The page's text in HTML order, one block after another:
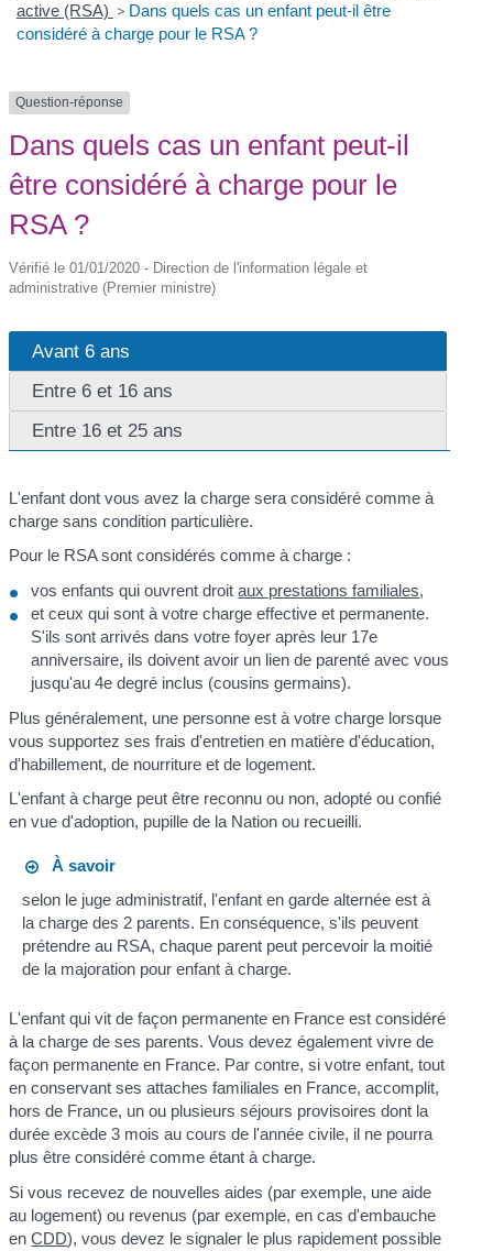
active (RSA) > Dans quels cas un enfant peut-il être
considéré à charge pour le RSA ?
Question-réponse
Dans quels cas un enfant peut-il
être considéré à charge pour le
RSA ?
Vérifié le 01/01/2020 - Direction de l'information légale et
administrative (Premier ministre)
Avant 6 ans
Entre 6 et 16 ans
Entre 16 et 25 ans
L'enfant dont vous avez la charge sera considéré comme à
charge sans condition particulière.
Pour le RSA sont considérés comme à charge :
vos enfants qui ouvrent droitaux prestations familiales,
et ceux qui sont à votre charge effective et permanente.
S'ils sont arrivés dans votre foyer après leur 17e
anniversaire, ils doivent avoir un lien de parenté avec vous
jusqu'au 4e degré inclus (cousins germains).
Plus généralement, une personne est à votre charge lorsque
vous supportez ses frais d'entretien en matière d'éducation,
d'habillement, de nourriture et de logement.
L'enfant à charge peut être reconnu ou non, adopté ou confié
en vue d'adoption, pupille de la Nation ou recueilli.
À savoir
selon le juge administratif, l'enfant en garde alternée est à
la charge des 2 parents. En conséquence, s'ils peuvent
prétendre au RSA, chaque parent peut percevoir la moitié
de la majoration pour enfant à charge.
L'enfant qui vit de façon permanente en France est considéré
à la charge de ses parents. Vous devez également vivre de
façon permanente en France. Par contre, si votre enfant, tout
en conservant ses attaches familiales en France, accomplit,
hors de France, un ou plusieurs séjours provisoires dont la
durée excède 3 mois au cours de l'année civile, il ne pourra
plus être considéré comme étant à charge.
Si vous recevez de nouvelles aides (par exemple, une aide
au logement) ou revenus (par exemple, en cas d'embauche
enCDD), vous devez le signaler le plus rapidement possible